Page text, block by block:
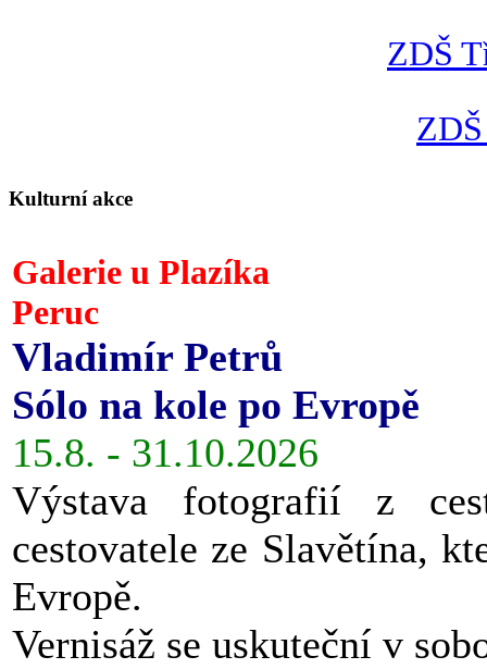
ZDŠ
Kulturní akce
Galerie u Plazíka
Peruc
Vladimír Petrů
Sólo na kole po Evropě
15.8. - 31.10.2026
Výstava fotografií z
cestovatele ze Slavětína,
Evropě.
Vernisáž se uskuteční v